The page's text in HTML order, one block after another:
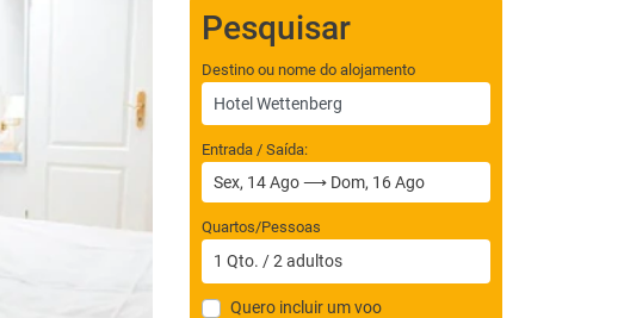
Pesquisar
Destino ou nome do alojamento
Entrada / Saída:
Quartos/Pessoas
1 Qto. /2 adultos
Quero incluir um voo